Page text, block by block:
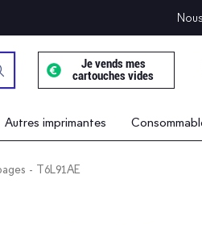
Je vends mes
cartouches vides
Autres imprimantes
- T6L91AE